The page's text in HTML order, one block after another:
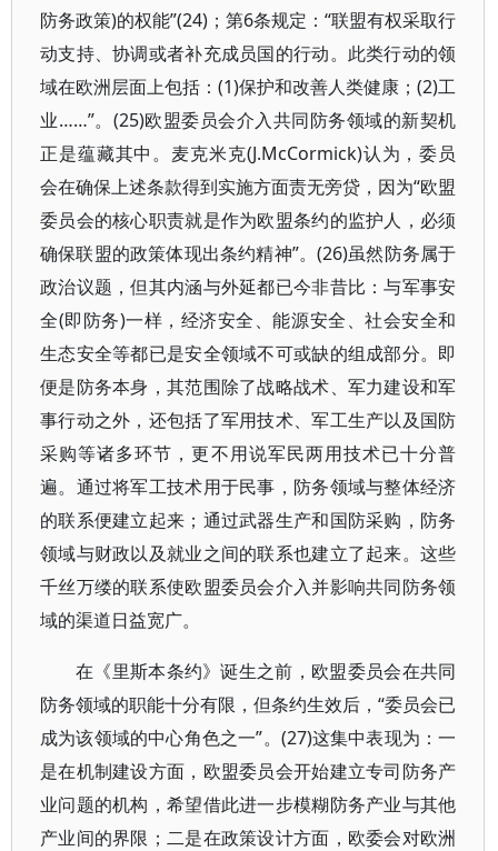
防务政策)的权能”(24)；第6条规定：“联盟有权采取行
动支持、协调或者补充成员国的行动。此类行动的领
域在欧洲层面上包括：(1)保护和改善人类健康；(2)工
业……”。(25)欧盟委员会介入共同防务领域的新契机
正是蕴藏其中。麦克米克(J.McCormick)认为，委员
会在确保上述条款得到实施方面责无旁贷，因为“欧盟
委员会的核心职责就是作为欧盟条约的监护人，必须
确保联盟的政策体现出条约精神”。(26)虽然防务属于
政治议题，但其内涵与外延都已今非昔比：与军事安
全(即防务)一样，经济安全、能源安全、社会安全和
生态安全等都已是安全领域不可或缺的组成部分。即
便是防务本身，其范围除了战略战术、军力建设和军
事行动之外，还包括了军用技术、军工生产以及国防
采购等诸多环节，更不用说军民两用技术已十分普
遍。通过将军工技术用于民事，防务领域与整体经济
的联系便建立起来；通过武器生产和国防采购，防务
领域与财政以及就业之间的联系也建立了起来。这些
千丝万缕的联系使欧盟委员会介入并影响共同防务领
域的渠道日益宽广。
在《里斯本条约》诞生之前，欧盟委员会在共同
防务领域的职能十分有限，但条约生效后，“委员会已
成为该领域的中心角色之一”。(27)这集中表现为：一
是在机制建设方面，欧盟委员会开始建立专司防务产
业问题的机构，希望借此进一步模糊防务产业与其他
产业间的界限；二是在政策设计方面，欧委会对欧洲